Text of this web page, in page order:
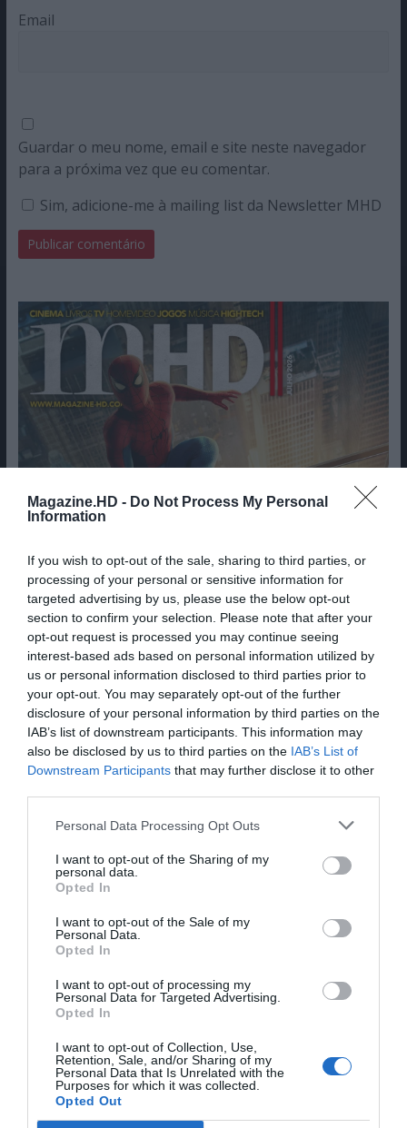
Magazine.HD - Do Not Process My Personal
Information
If you wish to opt-out of the sale, sharing to third parties, or
processing of your personal or sensitive information for
targeted advertising by us, please use the below opt-out
section to confirm your selection. Please note that after your
opt-out request is processed you may continue seeing
interest-based ads based on personal information utilized by
us or personal information disclosed to third parties prior to
your opt-out. You may separately opt-out of the further
disclosure of your personal information by third parties on the
IAB’s list of downstream participants. This information may
also be disclosed by us to third parties on the IAB’s List of
Downstream Participants that may further disclose it to other
Personal Data Processing Opt Outs
I want to opt-out of the Sharing of my
personal data.
Opted In
I want to opt-out of the Sale of my
Personal Data.
Opted In
I want to opt-out of processing my
Personal Data for Targeted Advertising.
Opted In
I want to opt-out of Collection, Use,
Retention, Sale, and/or Sharing of my
Personal Data that Is Unrelated with the
Purposes for which it was collected.
Opted Out
Email
Guardar o meu nome, email e site neste navegador
para a próxima vez que eu comentar.
Sim, adicione-me à mailing list da Newsletter MHD
Cine Estreias HD